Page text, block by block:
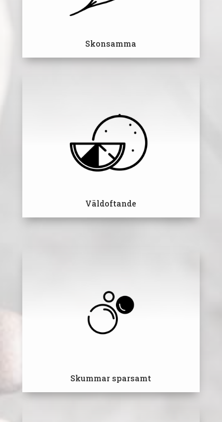
Skonsamma
Väldoftande
Skummar sparsamt